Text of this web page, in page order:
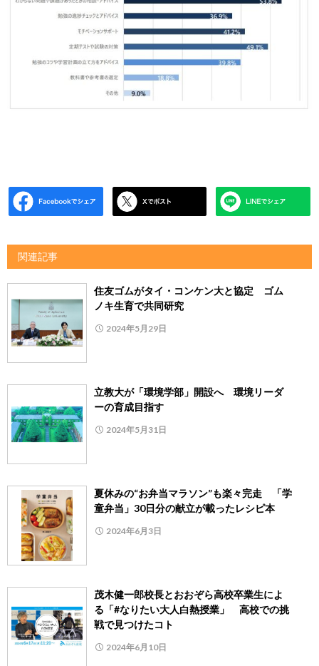
関連記事
住友ゴムがタイ・コンケン大と協定 ゴム
ノキ生育で共同研究
2024年5月29日
立教大が「環境学部」開設へ 環境リーダ
ーの育成目指す
2024年5月31日
夏休みの“お弁当マラソン”も楽々完走 「学
童弁当」30日分の献立が載ったレシピ本
2024年6月3日
茂木健一郎校長とおおぞら高校卒業生によ
る「#なりたい大人白熱授業」 高校での挑
戦で見つけたコト
2024年6月10日